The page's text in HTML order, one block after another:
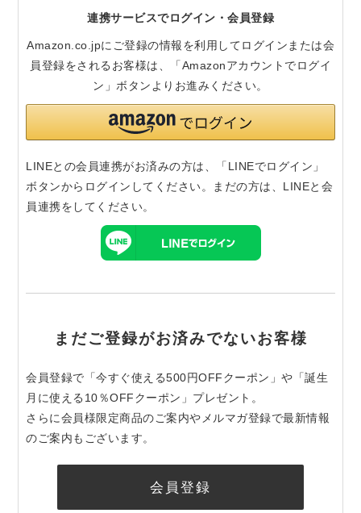
連携サービスでログイン・会員登録
Amazon.co.jpにご登録の情報を利用してログインまたは会
員登録をされるお客様は、「Amazonアカウントでログイ
ン」ボタンよりお進みください。
LINEとの会員連携がお済みの方は、「LINEでログイン」
ボタンからログインしてください。まだの方は、 LINEと会
員連携をしてください。
まだご登録がお済みでないお客様
会員登録で「今すぐ使える500円OFFクーポン」や「誕生
月に使える10％OFFクーポン」プレゼント。
さらに会員様限定商品のご案内やメルマガ登録で最新情報
のご案内もございます。
会員登録